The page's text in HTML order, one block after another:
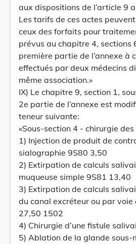
aux dispositions de l’article 9
Les tarifs de ces actes
ceux des forfaits pour
prévus au chapitre 4, sections
première partie de l’annexe à
effectués par deux médecins
même association.»
IX) Le chapitre 9, section 1,
2e partie de l’annexe est
teneur suivante:
«Sous-section 4 - chirurgie
1) Injection de produit de
sialographie 9S80 3,50
2) Extirpation de calculs
muqueuse simple 9S81 13,40
3) Extirpation de calculs
du canal excréteur ou par voie
27,50 1502
4) Chirurgie d’une fistule
5) Ablation de la glande sous-